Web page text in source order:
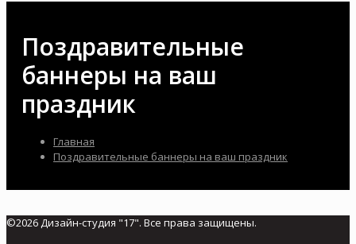
Поздравительные
баннеры на ваш
праздник
Главная
Поздравительные баннеры на ваш праздник
©2026 Дизайн-студия "17". Все права защищены.